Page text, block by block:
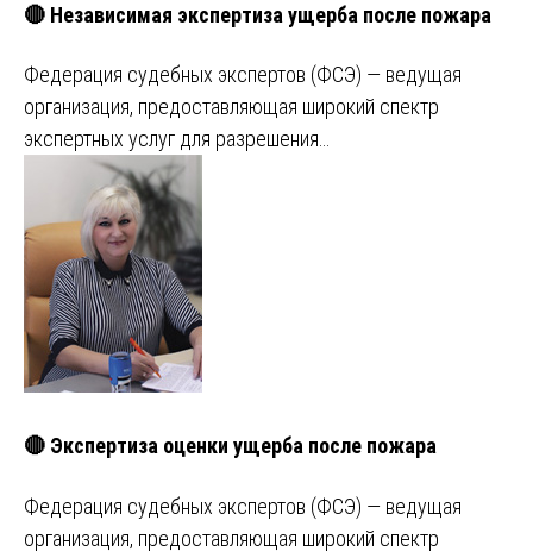
🔴 Независимая экспертиза ущерба после пожара
Федерация судебных экспертов (ФСЭ) — ведущая
организация, предоставляющая широкий спектр
экспертных услуг для разрешения…
🔴 Экспертиза оценки ущерба после пожара
Федерация судебных экспертов (ФСЭ) — ведущая
организация, предоставляющая широкий спектр